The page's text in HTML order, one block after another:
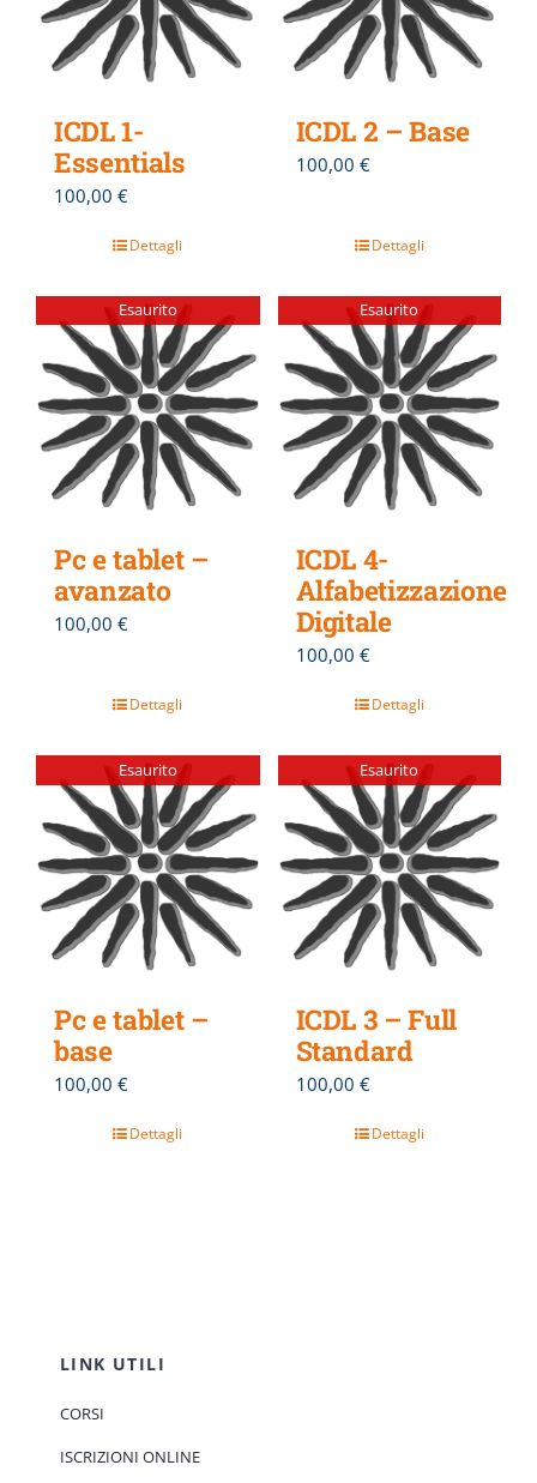
ICDL 1-
Essentials
100,00 €
Dettagli
ICDL 2 – Base
100,00 €
Dettagli
Esaurito
Pc e tablet –
avanzato
100,00 €
Dettagli
Esaurito
ICDL 4-
Alfabetizzazione
Digitale
100,00 €
Dettagli
Esaurito
Pc e tablet –
base
100,00 €
Dettagli
Esaurito
ICDL 3 – Full
Standard
100,00 €
Dettagli
LINK UTILI
CORSI
ISCRIZIONI ONLINE